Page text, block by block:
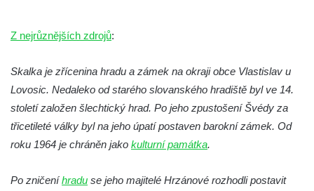
Zámek Štáf ve Zlonicích
Zámek Mnichovo Hradiště
Zámeček u Vysoké Lípy
Zámek v Pnětlukách u Podsedic
Z nejrůznějších zdrojů:
Skalka je zřícenina hradu a zámek na okraji obce Vlastislav u
Lovosic. Nedaleko od starého slovanského hradiště byl ve 14.
století založen šlechtický hrad. Po jeho zpustošení Švédy za
třicetileté války byl na jeho úpatí postaven barokní zámek. Od
roku 1964 je chráněn jako kulturní památka.
Po zničeníhradu se jeho majitelé Hrzánové rozhodli postavit